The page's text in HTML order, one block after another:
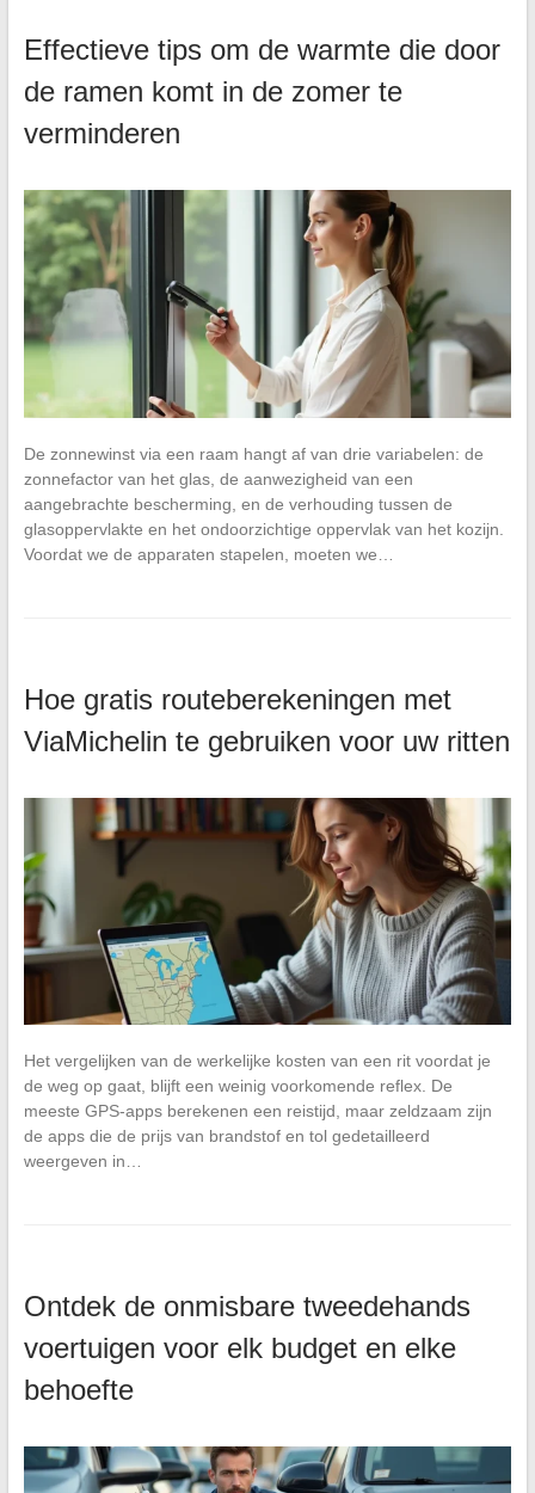
Effectieve tips om de warmte die door
de ramen komt in de zomer te
verminderen
De zonnewinst via een raam hangt af van drie variabelen: de
zonnefactor van het glas, de aanwezigheid van een
aangebrachte bescherming, en de verhouding tussen de
glasoppervlakte en het ondoorzichtige oppervlak van het kozijn.
Voordat we de apparaten stapelen, moeten we…
Hoe gratis routeberekeningen met
ViaMichelin te gebruiken voor uw ritten
Het vergelijken van de werkelijke kosten van een rit voordat je
de weg op gaat, blijft een weinig voorkomende reflex. De
meeste GPS-apps berekenen een reistijd, maar zeldzaam zijn
de apps die de prijs van brandstof en tol gedetailleerd
weergeven in…
Ontdek de onmisbare tweedehands
voertuigen voor elk budget en elke
behoefte